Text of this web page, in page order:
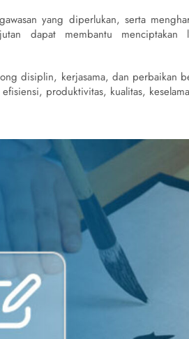
yang diperlukan, serta
dapat membantu
disiplin, kerjasama, dan perbaikan
produktivitas, kualitas,